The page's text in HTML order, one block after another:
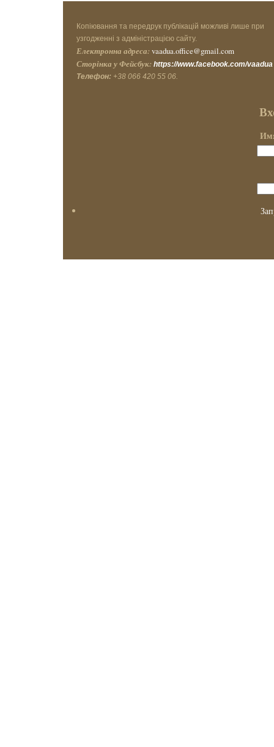
Копіювання та передрук публікацій можливі лише при
узгодженні з адміністрацією сайту.
Електронна адреса: vaadua.office@gmail.com
Сторінка у Фейсбук: https://www.facebook.com/vaadua
Телефон: +38 066 420 55 06.